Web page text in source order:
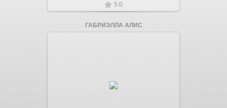
5.0
ГАБРИЭЛЛА АЛИС
Увеличить